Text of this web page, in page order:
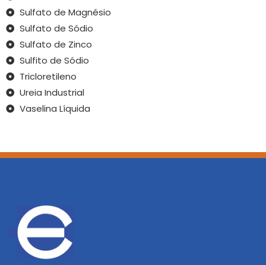
Sulfato de Magnésio
Sulfato de Sódio
Sulfato de Zinco
Sulfito de Sódio
Tricloretileno
Ureia Industrial
Vaselina Líquida